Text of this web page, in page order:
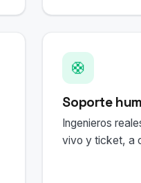
🛟
Soporte
Ingenieros
vivo y ticket, a